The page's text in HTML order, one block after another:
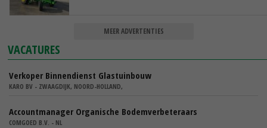
MEER ADVERTENTIES
VACATURES
Verkoper Binnendienst Glastuinbouw
KARO BV - ZWAAGDIJK, NOORD-HOLLAND,
Accountmanager Organische Bodemverbeteraars
COMGOED B.V. - NL